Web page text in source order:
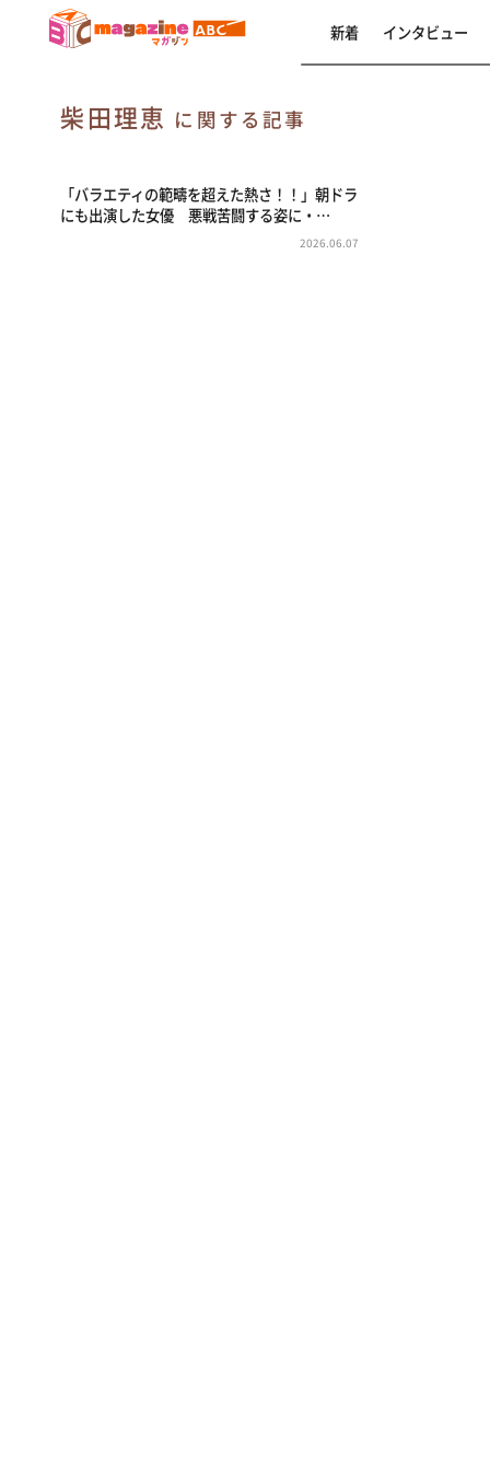
新着 インタビュー
柴田理恵 に関する記事
「バラエティの範疇を超えた熱さ！！」朝ドラ
にも出演した女優 悪戦苦闘する姿に・…
2026.06.07